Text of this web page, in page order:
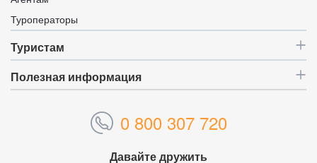
Туроператоры
Туристам
Полезная информация
0 800 307 720
Давайте дружить